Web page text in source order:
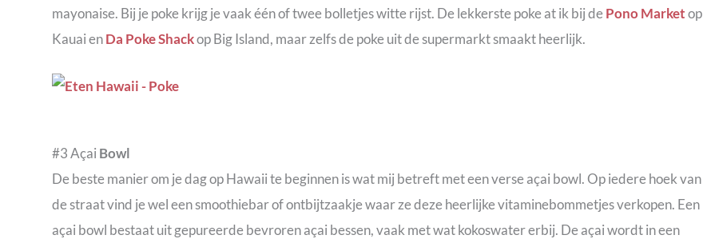
mayonaise. Bij je poke krijg je vaak één of twee bolletjes witte rijst. De lekkerste poke at ik bij dePono Marketop
Kauai enDa Poke Shackop Big Island, maar zelfs de poke uit de supermarkt smaakt heerlijk.
#3 Açai Bowl
De beste manier om je dag op Hawaii te beginnen is wat mij betreft met een verse açai bowl. Op iedere hoek van
de straat vind je wel een smoothiebar of ontbijtzaakje waar ze deze heerlijke vitaminebommetjes verkopen. Een
açai bowl bestaat uit gepureerde bevroren açai bessen, vaak met wat kokoswater erbij. De açai wordt in een